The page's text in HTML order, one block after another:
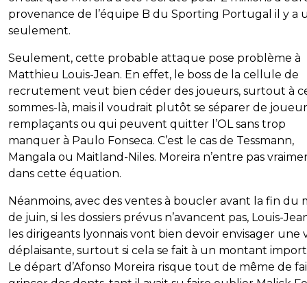
provenance de l’équipe B du Sporting Portugal il y a
seulement.
Seulement, cette probable attaque pose problème à
Matthieu Louis-Jean. En effet, le boss de la cellule de
recrutement veut bien céder des joueurs, surtout à
sommes-là, mais il voudrait plutôt se séparer de
remplaçants ou qui peuvent quitter l’OL sans trop
manquer à Paulo Fonseca. C’est le cas de Tessmann,
Mangala ou Maitland-Niles. Moreira n’entre pas
dans cette équation.
Néanmoins, avec des ventes à boucler avant la fin du
de juin, si les dossiers prévus n’avancent pas, Louis-
les dirigeants lyonnais vont bien devoir envisager une
déplaisante, surtout si cela se fait à un montant
Le départ d’Afonso Moreira risque tout de même de